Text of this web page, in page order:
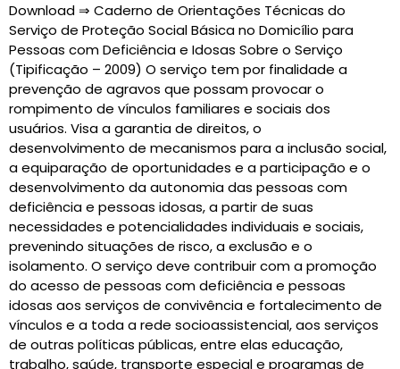
Download ⇒ Caderno de Orientações Técnicas do
Serviço de Proteção Social Básica no Domicílio para
Pessoas com Deficiência e Idosas Sobre o Serviço
(Tipificação – 2009) O serviço tem por finalidade a
prevenção de agravos que possam provocar o
rompimento de vínculos familiares e sociais dos
usuários. Visa a garantia de direitos, o
desenvolvimento de mecanismos para a inclusão social,
a equiparação de oportunidades e a participação e o
desenvolvimento da autonomia das pessoas com
deficiência e pessoas idosas, a partir de suas
necessidades e potencialidades individuais e sociais,
prevenindo situações de risco, a exclusão e o
isolamento. O serviço deve contribuir com a promoção
do acesso de pessoas com deficiência e pessoas
idosas aos serviços de convivência e fortalecimento de
vínculos e a toda a rede socioassistencial, aos serviços
de outras políticas públicas, entre elas educação,
trabalho, saúde, transporte especial e programas de